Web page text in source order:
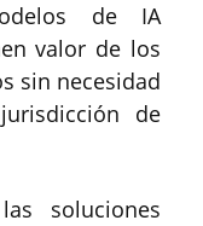
de IA
valor de los
sin necesidad
de
soluciones